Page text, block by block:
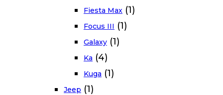
Fiesta Max (1)
Focus III (1)
Galaxy (1)
Ka (4)
Kuga (1)
Jeep (1)